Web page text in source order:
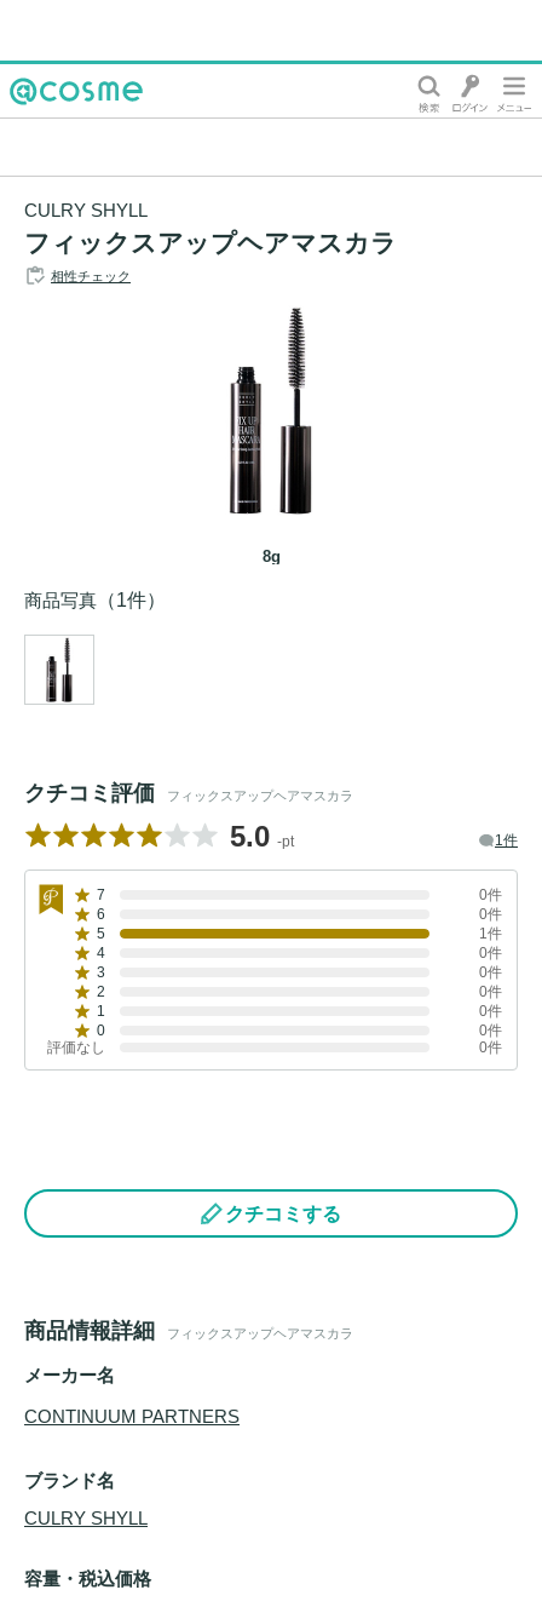
CULRY SHYLL
フィックスアップヘアマスカラ
相性チェック
8g
商品写真 （1件）
クチコミ評価 フィックスアップヘアマスカラ
5.0 -pt 1件
7
0件
6
0件
5
1件
4
0件
3
0件
2
0件
1
0件
0
0件
評価なし
0件
クチコミする
商品情報詳細 フィックスアップヘアマスカラ
メーカー名
CONTINUUM PARTNERS
ブランド名
CULRY SHYLL
容量・税込価格